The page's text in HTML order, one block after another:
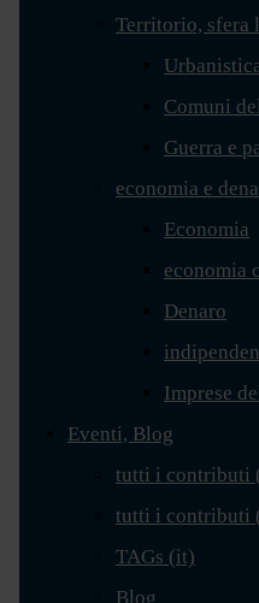
Territorio, sfera
Comuni
Guerra e
economia e
Economia
economia
Denaro
Imprese
Eventi, Blog
tutti i contributi
tutti i contributi
TAGs (it)
Blog